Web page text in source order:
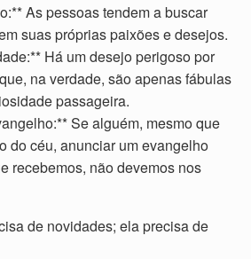
As pessoas tendem a buscar
suas próprias paixões e desejos.
Há um desejo perigoso por
na verdade, são apenas fábulas
passageira.
Se alguém, mesmo que
do céu, anunciar um evangelho
recebemos, não devemos nos
de novidades; ela precisa de